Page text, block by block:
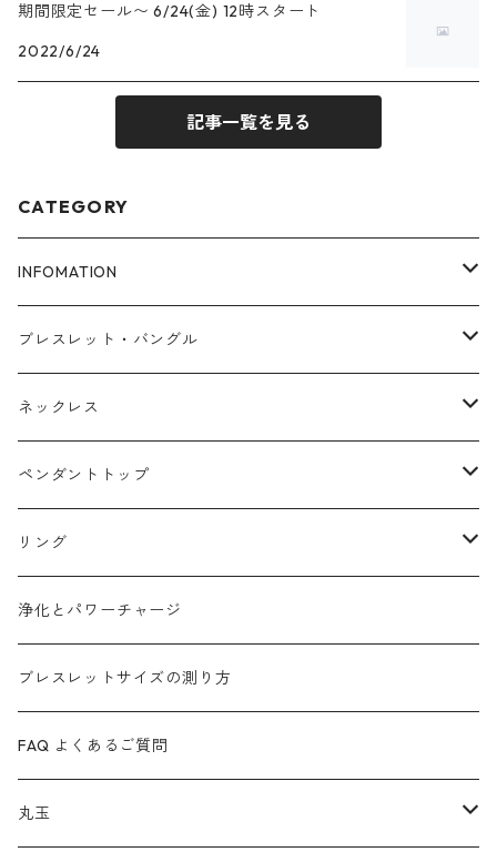
期間限定セール〜 6/24(金) 12時スタート
2022/6/24
記事一覧を見る
CATEGORY
INFOMATION
ブレスレットサイズ
FAQ
浄化とパワーチャージ
ブレスレット・バングル
アゼツライト
ローズクォーツ
タイガーアイ
ガーデンクォーツ
カイヤナイト
ガーネット
ルチルクォーツ
ネックレス
マラカイト
アメジスト
ラピスラズリ
(ヒマラヤ)水晶
ルチルクォーツ
ガーデンクォーツ
ペンダントトップ
カイヤナイト
マラカイト
ルビーインゾイサイト
ローズクォーツ
スギライト
リング
ターコイズ
ムーンストーン
インカローズ
ラブラドライト
浄化とパワーチャージ
ブレスレットサイズの測り方
FAQ よくあるご質問
丸玉